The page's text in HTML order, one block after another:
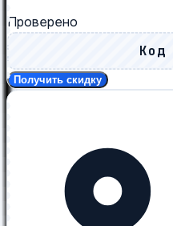
Проверено
Код
Получить скидку